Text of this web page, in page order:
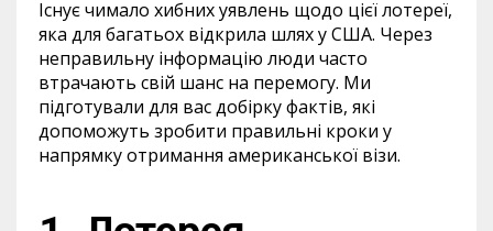
Існує чимало хибних уявлень щодо цієї лотереї,
яка для багатьох відкрила шлях у США. Через
неправильну інформацію люди часто
втрачають свій шанс на перемогу. Ми
підготували для вас добірку фактів, які
допоможуть зробити правильні кроки у
напрямку отримання американської візи.